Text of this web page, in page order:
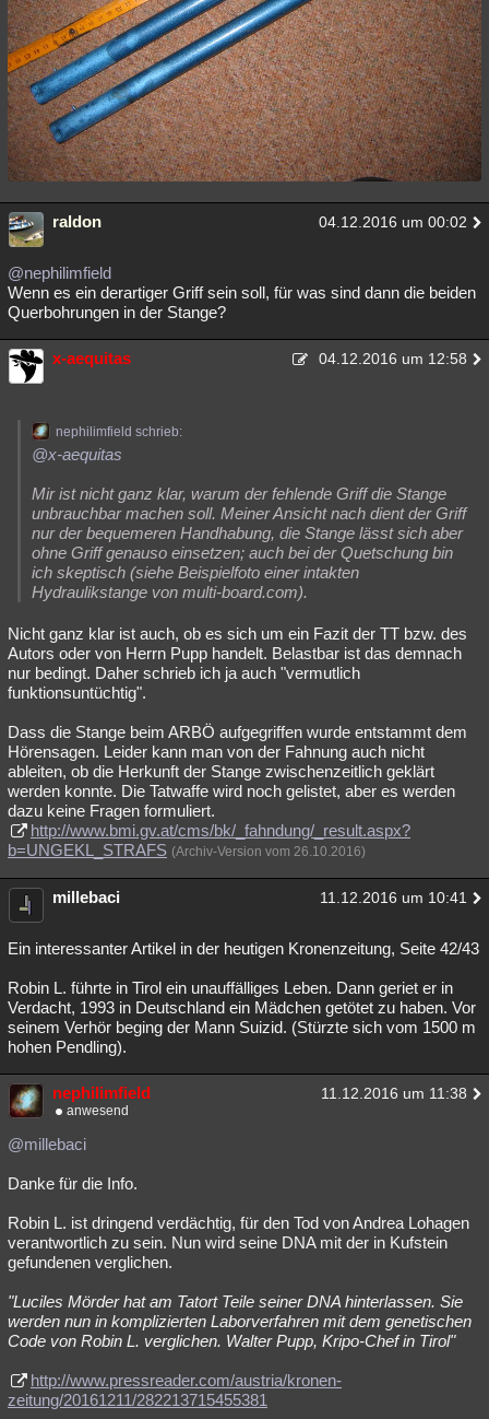
raldon 04.12.2016 um 00:02
@nephilimfield
Wenn es ein derartiger Griff sein soll, für was sind dann die beiden
Querbohrungen in der Stange?
x-aequitas 04.12.2016 um 12:58
nephilimfield schrieb:
@x-aequitas
Mir ist nicht ganz klar, warum der fehlende Griff die Stange
unbrauchbar machen soll. Meiner Ansicht nach dient der Griff
nur der bequemeren Handhabung, die Stange lässt sich aber
ohne Griff genauso einsetzen; auch bei der Quetschung bin
ich skeptisch (siehe Beispielfoto einer intakten
Hydraulikstange von multi-board.com).
Nicht ganz klar ist auch, ob es sich um ein Fazit der TT bzw. des
Autors oder von Herrn Pupp handelt. Belastbar ist das demnach
nur bedingt. Daher schrieb ich ja auch "vermutlich
funktionsuntüchtig".
Dass die Stange beim ARBÖ aufgegriffen wurde entstammt dem
Hörensagen. Leider kann man von der Fahnung auch nicht
ableiten, ob die Herkunft der Stange zwischenzeitlich geklärt
werden konnte. Die Tatwaffe wird noch gelistet, aber es werden
dazu keine Fragen formuliert.
http://www.bmi.gv.at/cms/bk/_fahndung/_result.aspx?
b=UNGEKL_STRAFS (Archiv-Version vom 26.10.2016)
millebaci 11.12.2016 um 10:41
Ein interessanter Artikel in der heutigen Kronenzeitung, Seite 42/43
Robin L. führte in Tirol ein unauffälliges Leben. Dann geriet er in
Verdacht, 1993 in Deutschland ein Mädchen getötet zu haben. Vor
seinem Verhör beging der Mann Suizid. (Stürzte sich vom 1500 m
hohen Pendling).
nephilimfield 11.12.2016 um 11:38
anwesend
@millebaci
Danke für die Info.
Robin L. ist dringend verdächtig, für den Tod von Andrea Lohagen
verantwortlich zu sein. Nun wird seine DNA mit der in Kufstein
gefundenen verglichen.
"Luciles Mörder hat am Tatort Teile seiner DNA hinterlassen. Sie
werden nun in komplizierten Laborverfahren mit dem genetischen
Code von Robin L. verglichen. Walter Pupp, Kripo-Chef in Tirol"
http://www.pressreader.com/austria/kronen-
zeitung/20161211/282213715455381